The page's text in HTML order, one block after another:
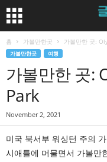
홈 가볼만한곳 가볼만한 곳:
가볼만한곳 여행
가볼만한 곳:
Park
November 2, 2021
미국 북서부 워싱턴 주의
시애틀에 머물면서 가볼만